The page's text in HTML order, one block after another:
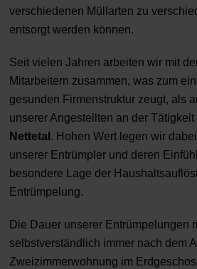
verschiedenen Müllarten zu
entsorgt werden können.
Seit vielen Jahren arbeiten wir mit
Mitarbeitern zusammen, was zum
gesunden Firmenstruktur zeugt, als
unserer Angestellten an der Tätigkeit
Nettetal . Hohen Wert legen wir
unserer Entrümpler und deren
besondere Lage der
Entrümpelung.
Die Dauer unserer Entrümpelungen
selbstverständlich immer nach dem
Zweizimmerwohnung im